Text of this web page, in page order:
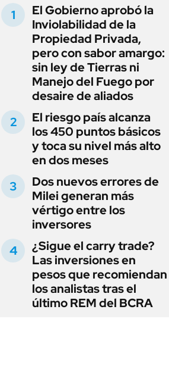
El Gobierno aprobó la
Inviolabilidad de la
Propiedad Privada,
pero con sabor amargo:
sin ley de Tierras ni
Manejo del Fuego por
desaire de aliados
El riesgo país alcanza
los 450 puntos básicos
y toca su nivel más alto
en dos meses
Dos nuevos errores de
Milei generan más
vértigo entre los
inversores
¿Sigue el carry trade?
Las inversiones en
pesos que recomiendan
los analistas tras el
último REM del BCRA